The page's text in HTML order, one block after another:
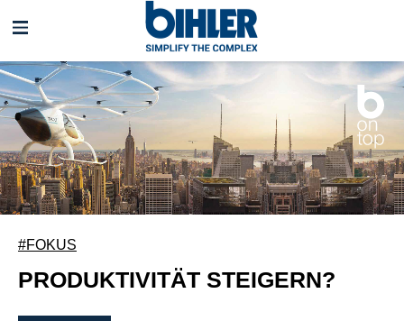
überspringen
#FOKUS
PRODUKTIVITÄT STEIGERN?